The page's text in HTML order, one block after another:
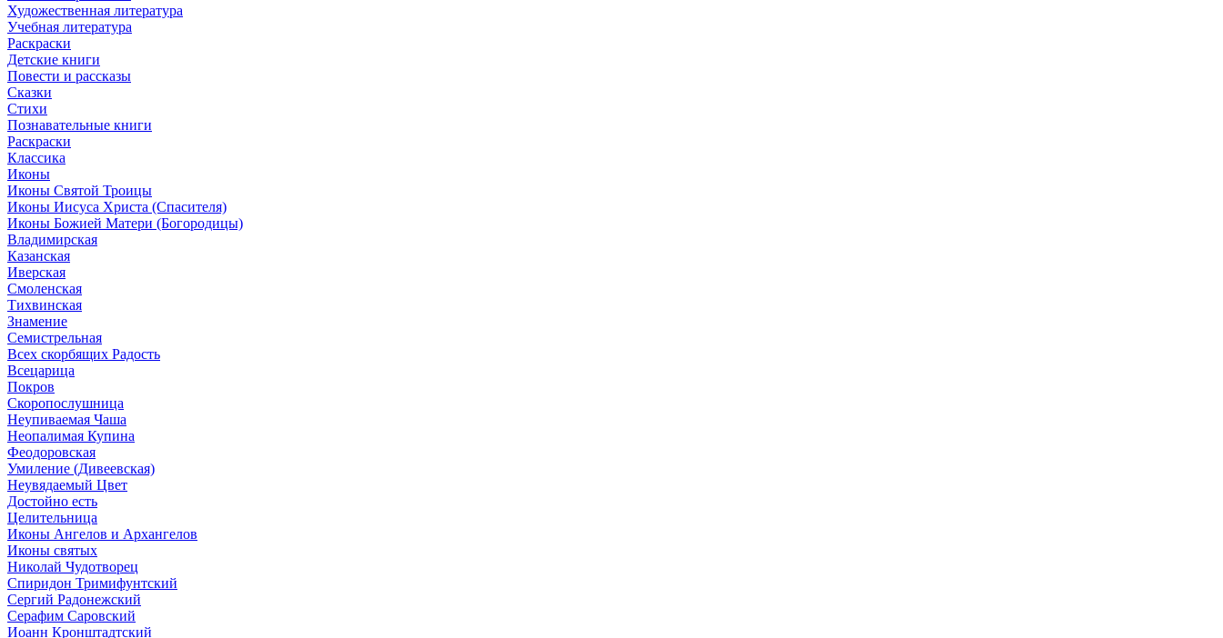
Художественная литература
Учебная литература
Раскраски
Детские книги
Повести и рассказы
Сказки
Стихи
Познавательные книги
Раскраски
Классика
Иконы
Иконы Святой Троицы
Иконы Иисуса Христа (Спасителя)
Иконы Божией Матери (Богородицы)
Владимирская
Казанская
Иверская
Смоленская
Тихвинская
Знамение
Семистрельная
Всех скорбящих Радость
Всецарица
Покров
Скоропослушница
Неупиваемая Чаша
Неопалимая Купина
Феодоровская
Умиление (Дивеевская)
Неувядаемый Цвет
Достойно есть
Целительница
Иконы Ангелов и Архангелов
Иконы святых
Николай Чудотворец
Спиридон Тримифунтский
Сергий Радонежский
Серафим Саровский
Иоанн Кронштадтский